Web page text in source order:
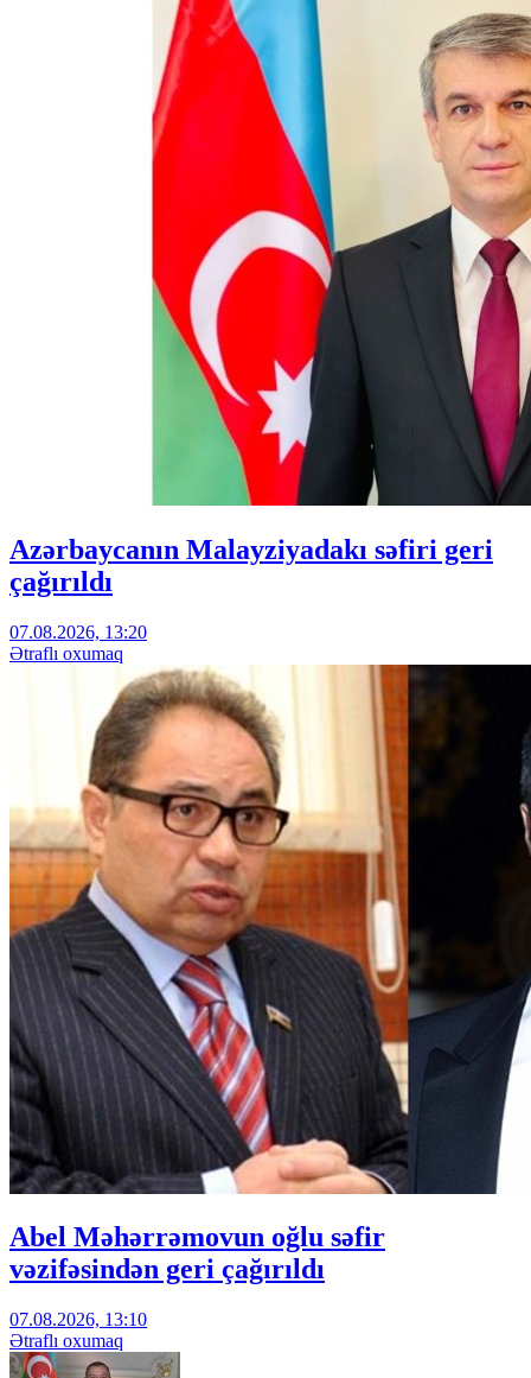
Azərbaycanın Malayziyadakı səfiri geri
çağırıldı
07.08.2026, 13:20
Ətraflı oxumaq
Abel Məhərrəmovun oğlu səfir
vəzifəsindən geri çağırıldı
07.08.2026, 13:10
Ətraflı oxumaq